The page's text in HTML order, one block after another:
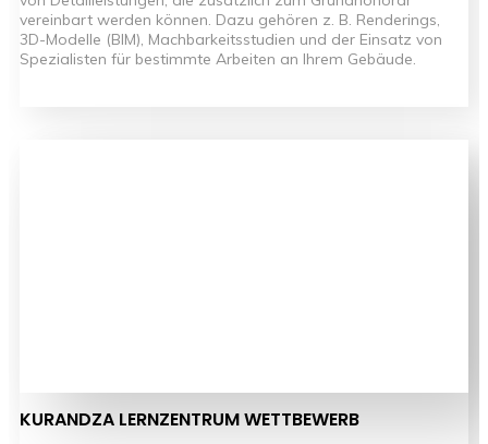
vereinbart werden können. Dazu gehören z. B. Renderings,
3D-Modelle (BIM), Machbarkeitsstudien und der Einsatz von
Spezialisten für bestimmte Arbeiten an Ihrem Gebäude.
KURANDZA LERNZENTRUM WETTBEWERB